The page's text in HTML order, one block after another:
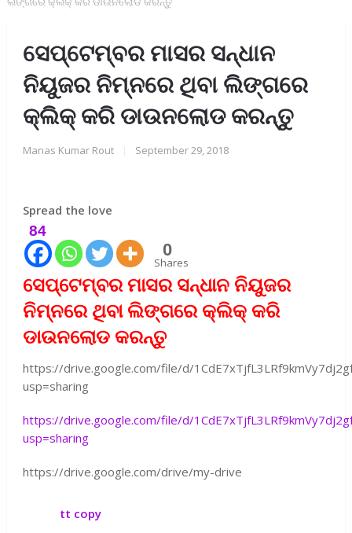
ସେପ୍ଟେମ୍ବର ମାସର ସନ୍ଧାନ
ନିୟୁଜର ନିମ୍ନରେ ଥିବା ଲିଙ୍ଗରେ
କ୍ଲିକ୍ କରି ଡାଉନଲୋଡ କରନ୍ତୁ
Manas Kumar Rout September 29, 2018
Spread the love
84
0
Shares
ସେପ୍ଟେମ୍ବର ମାସର ସନ୍ଧାନ ନିୟୁଜର
ନିମ୍ନରେ ଥିବା ଲିଙ୍ଗରେ କ୍ଲିକ୍ କରି
ଡାଉନଲୋଡ କରନ୍ତୁ
https://drive.google.com/file/d/
usp=sharing
https://drive.google.com/file/d/
usp=sharing
https://drive.google.com/drive/my-drive
tt copy